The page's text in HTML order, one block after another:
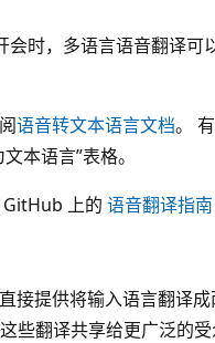
时，多语言语音翻译可
语音转文本语言文档。
本语言”表格。
上的 语音翻译指南
接提供将输入语言翻译
些翻译共享给更广泛的